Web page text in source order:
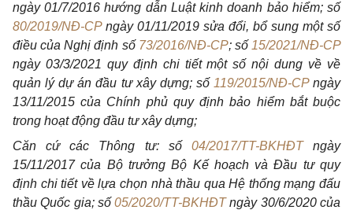
ngày 01/7/2016 hướng dẫn Luật kinh doanh bảo hiểm; số
80/2019/NĐ-CPngày 01/11/2019 sửa đổi, bổ sung một số
điều của Nghị định số 73/2016/NĐ-CP; số 15/2021/NĐ-CP
ngày 03/3/2021 quy định chi tiết một số nội dung về về
quản lý dự án đầu tư xây dựng; số 119/2015/NĐ-CPngày
13/11/2015 của Chính phủ quy định bảo hiểm bắt buộc
trong hoạt động đầu tư xây dựng;
Căn cứ các Thông tư: số 04/2017/TT-BKHĐTngày
15/11/2017 của Bộ trưởng Bộ Kế hoạch và Đầu tư quy
định chi tiết về lựa chọn nhà thầu qua Hệ thống mạng đấu
thầu Quốc gia; số05/2020/TT-BKHĐTngày 30/6/2020 của